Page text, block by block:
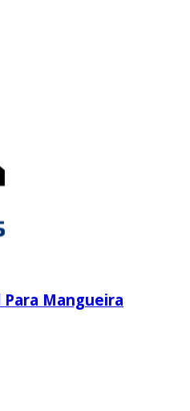
Mangueira